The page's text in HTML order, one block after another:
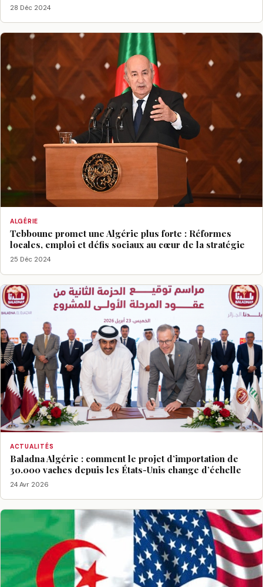
28 Déc 2024
ALGÉRIE
Tebboune promet une Algérie plus forte : Réformes
locales, emploi et défis sociaux au cœur de la stratégie
25 Déc 2024
ACTUALITÉS
Baladna Algérie : comment le projet d’importation de
30.000 vaches depuis les États-Unis change d’échelle
24 Avr 2026